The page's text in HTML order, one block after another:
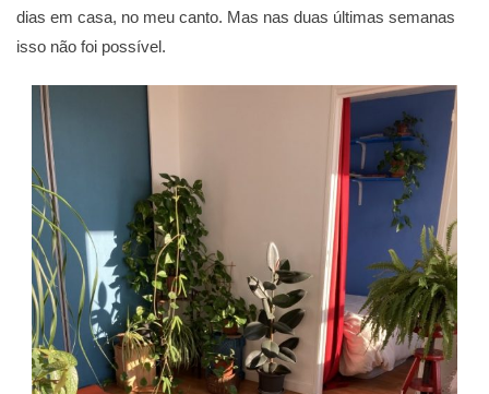
dias em casa, no meu canto. Mas nas duas últimas semanas
isso não foi possível.